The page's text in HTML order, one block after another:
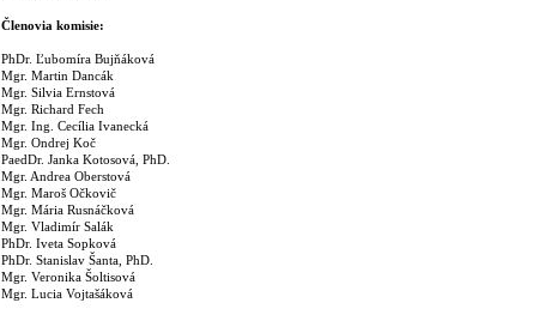
Členovia komisie:
PhDr. Ľubomíra Bujňáková
Mgr. Martin Dancák
Mgr. Silvia Ernstová
Mgr. Richard Fech
Mgr. Ing. Cecília Ivanecká
Mgr. Ondrej Koč
PaedDr. Janka Kotosová, PhD.
Mgr. Andrea Oberstová
Mgr. Maroš Očkovič
Mgr. Mária Rusnáčková
Mgr. Vladimír Salák
PhDr. Iveta Sopková
PhDr. Stanislav Šanta, PhD.
Mgr. Veronika Šoltisová
Mgr. Lucia Vojtašáková